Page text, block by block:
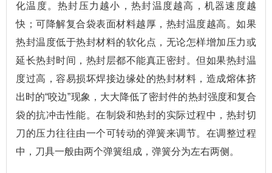
化温度。热封压力越小，热封温度越高，机器速度越
快；可降解复合袋表面材料越厚，热封温度越高。如果
热封温度低于热封材料的软化点，无论怎样增加压力或
延长热封时间，热封层都不能真正密封。但如果热封温
度过高，容易损坏焊接边缘处的热封材料，造成熔体挤
出时的“咬边”现象，大大降低了密封件的热封强度和复合
袋的抗冲击性能。在制袋和热封的实际过程中，热封切
刀的压力往往由一个可转动的弹簧来调节。在调整过程
中，刀具一般由两个弹簧组成，弹簧分为左右两侧。